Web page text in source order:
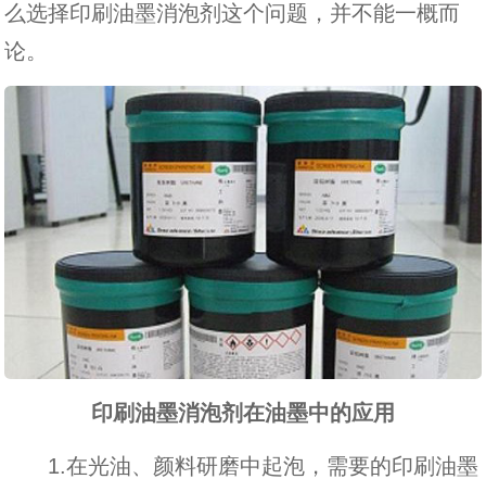
么选择印刷油墨消泡剂这个问题，并不能一概而
论。
印刷油墨消泡剂在油墨中的应用
1.在光油、颜料研磨中起泡，需要的印刷油墨